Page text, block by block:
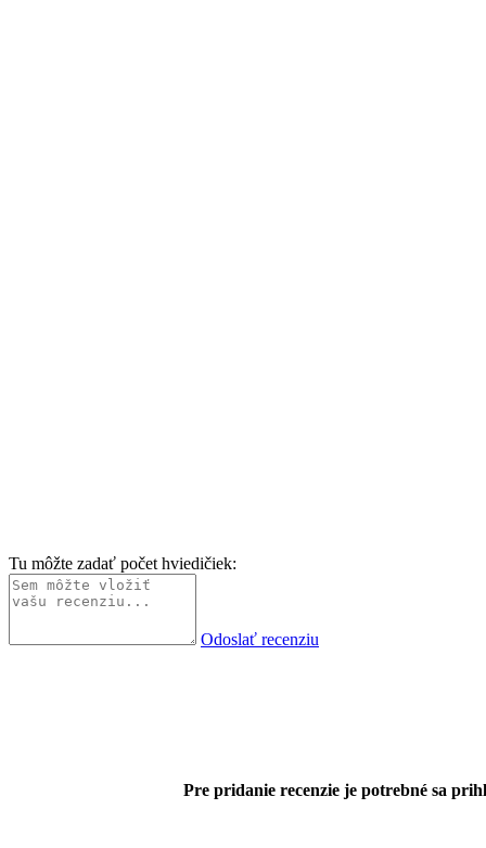
Tu môžte zadať počet hviedičiek:
Odoslať recenziu
Pre pridanie recenzie je potrebné sa